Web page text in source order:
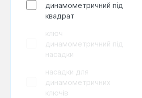
динамометричний під
квадрат
ключ
динамометричний під
насадки
насадки для
динамометричних
ключів